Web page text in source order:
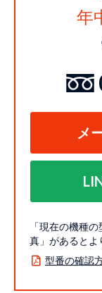
年
メ
「現在の機種
真」があるとよ
型番の確認